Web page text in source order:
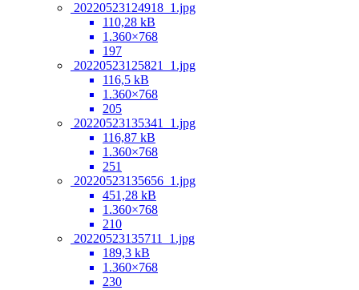
20220523124918_1.jpg
110,28 kB
1.360×768
197
20220523125821_1.jpg
116,5 kB
1.360×768
205
20220523135341_1.jpg
116,87 kB
1.360×768
251
20220523135656_1.jpg
451,28 kB
1.360×768
210
20220523135711_1.jpg
189,3 kB
1.360×768
230